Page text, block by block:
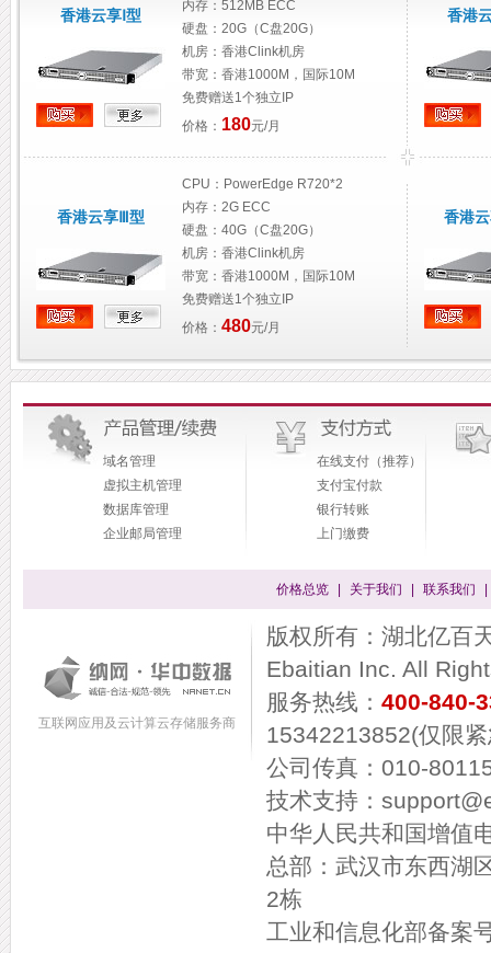
香港云享Ⅰ型
内存：512MB ECC
硬盘：20G（C盘20G）
机房：香港Clink机房
带宽：香港1000M，国际10M
免费赠送1个独立IP
价格： 180元/月
香港
香港云享Ⅲ型
CPU：PowerEdge R720*2
内存：2G ECC
硬盘：40G（C盘20G）
机房：香港Clink机房
带宽：香港1000M，国际10M
免费赠送1个独立IP
价格： 480元/月
香港
美国云享Ⅰ型
CPU：E1230v2*1
硬盘：40G（C盘10G）
机房：美国加州
美国
美国云享Ⅲ型
CPU：E1230v2*2
机房：美国加州
带宽：6M独享
免费赠送1个独立IP
价格： 220 元/月
美国
域名管理
虚拟主机管理
数据库管理
企业邮局管理
在线支付（推荐）
支付宝付款
银行转账
上门缴费
价格总览 关于我们 联系我们
互联网应用及云计算云存储服务商
版权所有：湖北亿百
Ebaitian Inc. All
服务热线： 400-840-
15342213852(仅限
公司传真：010-
技术支持：
中华人民共和国增值
总部：武汉市东西湖
2栋
工业和信息化部备案